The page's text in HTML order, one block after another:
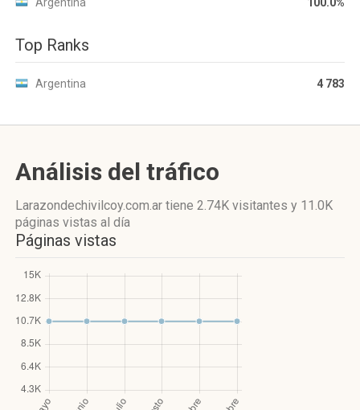
Top Ranks
Argentina 4 783
Análisis del tráfico
Larazondechivilcoy.com.ar tiene 2.74K visitantes y 11.0K
páginas vistas al día
Páginas vistas